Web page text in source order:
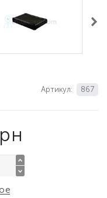
Артикул: 867